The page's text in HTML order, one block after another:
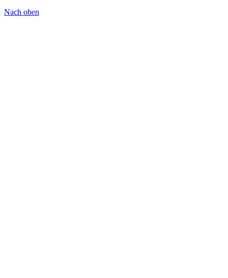
Nach oben